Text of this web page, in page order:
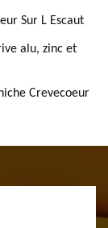
Sur L Escaut
alu, zinc et
Crevecoeur